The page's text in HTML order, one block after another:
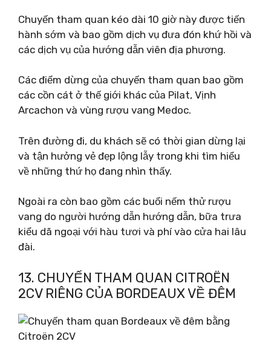
Chuyến tham quan kéo dài 10 giờ này được tiến
hành sớm và bao gồm dịch vụ đưa đón khứ hồi và
các dịch vụ của hướng dẫn viên địa phương.
Các điểm dừng của chuyến tham quan bao gồm
các cồn cát ở thế giới khác của Pilat, Vịnh
Arcachon và vùng rượu vang Medoc.
Trên đường đi, du khách sẽ có thời gian dừng lại
và tận hưởng vẻ đẹp lộng lẫy trong khi tìm hiểu
về những thứ họ đang nhìn thấy.
Ngoài ra còn bao gồm các buổi nếm thử rượu
vang do người hướng dẫn hướng dẫn, bữa trưa
kiểu dã ngoại với hàu tươi và phí vào cửa hai lâu
đài.
13. CHUYẾN THAM QUAN CITROËN
2CV RIÊNG CỦA BORDEAUX VỀ ĐÊM